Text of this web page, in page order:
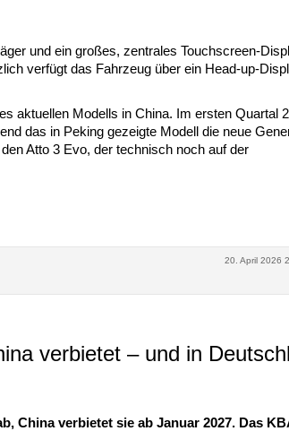
und ein großes, zentrales Touchscreen-
verfügt das Fahrzeug über ein Head-up-
aktuellen Modells in China. Im ersten Quartal
das in Peking gezeigte Modell die neue
Atto 3 Evo, der technisch noch auf der
20. April 2026
verbietet – und in
China verbietet sie ab Januar 2027. Das